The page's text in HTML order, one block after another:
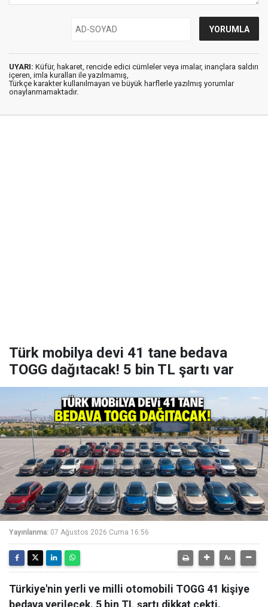
UYARI: Küfür, hakaret, rencide edici cümleler veya imalar, inançlara saldırı
içeren, imla kuralları ile yazılmamış,
Türkçe karakter kullanılmayan ve büyük harflerle yazılmış yorumlar
onaylanmamaktadır.
Türk mobilya devi 41 tane bedava
TOGG dağıtacak! 5 bin TL şartı var
Yayınlanma: 07 Ağustos 2026 Cuma 16:56
Türkiye'nin yerli ve milli otomobili TOGG 41 kişiye
bedava verilecek. 5 bin TL şartı dikkat çekti.